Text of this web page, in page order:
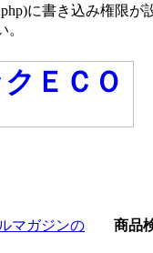
に書き込み権限が
マガジンの
商品